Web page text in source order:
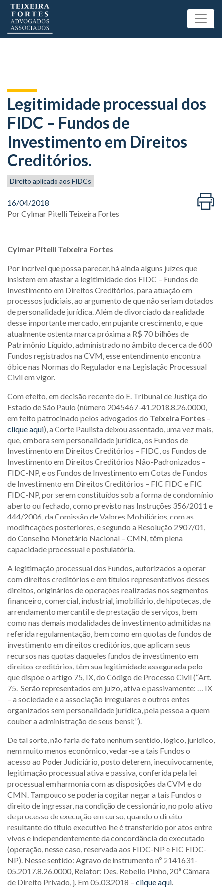
Legitimidade processual dos
FIDC – Fundos de
Investimento em Direitos
Creditórios.
Direito aplicado aos FIDCs
16/04/2018
PorCylmar Pitelli Teixeira Fortes
Cylmar Pitelli Teixeira Fortes
Por incrível que possa parecer, há ainda alguns juízes que
insistem em afastar a legitimidade dos FIDC – Fundos de
Investimento em Direitos Creditórios, para atuação em
processos judiciais, ao argumento de que não seriam dotados
de personalidade jurídica. Além de divorciado da realidade
desse importante mercado, em pujante crescimento, e que
atualmente ostenta marca próxima a R$ 70 bilhões de
Patrimônio Líquido, administrado no âmbito de cerca de 600
Fundos registrados na CVM, esse entendimento encontra
óbice nas Normas do Regulador e na Legislação Processual
Civil em vigor.
Com efeito, em decisão recente do E. Tribunal de Justiça do
Estado de São Paulo (número 2045467-41.2018.8.26.0000,
em feito patrocinado pelos advogados do Teixeira Fortes –
clique aqui), a Corte Paulista deixou assentado, uma vez mais,
que, embora sem personalidade jurídica, os Fundos de
Investimento em Direitos Creditórios – FIDC, os Fundos de
Investimento em Direitos Creditórios Não-Padronizados –
FIDC-NP, e os Fundos de Investimento em Cotas de Fundos
de Investimento em Direitos Creditórios – FIC FIDC e FIC
FIDC-NP, por serem constituídos sob a forma de condomínio
aberto ou fechado, como previsto nas Instruções 356/2011 e
444/2006, da Comissão de Valores Mobiliários, com as
modificações posteriores, e segundo a Resolução 2907/01,
do Conselho Monetário Nacional – CMN, têm plena
capacidade processual e postulatória.
A legitimação processual dos Fundos, autorizados a operar
com direitos creditórios e em títulos representativos desses
direitos, originários de operações realizadas nos segmentos
financeiro, comercial, industrial, imobiliário, de hipotecas, de
arrendamento mercantil e de prestação de serviços, bem
como nas demais modalidades de investimento admitidas na
referida regulamentação, bem como em quotas de fundos de
investimento em direitos creditórios, que aplicam seus
recursos nas quotas daqueles fundos de investimento em
direitos creditórios, têm sua legitimidade assegurada pelo
que dispõe o artigo 75, IX, do Código de Processo Civil (“Art.
75. Serão representados em juízo, ativa e passivamente: … IX
– a sociedade e a associação irregulares e outros entes
organizados sem personalidade jurídica, pela pessoa a quem
couber a administração de seus bensl;”).
De tal sorte, não faria de fato nenhum sentido, lógico, jurídico,
nem muito menos econômico, vedar-se a tais Fundos o
acesso ao Poder Judiciário, posto deterem, inequivocamente,
legitimação processual ativa e passiva, conferida pela lei
processual em harmonia com as disposições da CVM e do
CMN. Tampouco se poderia cogitar negar a tais Fundos o
direito de ingressar, na condição de cessionário, no polo ativo
de processo de execução em curso, quando o direito
resultante do título executivo lhe é transferido por atos entre
vivos e independentemente da concordância do executado
(operação, nesse caso, reservada aos FIDC-NP e FIC FIDC-
NP). Nesse sentido: Agravo de instrumento nº 2141631-
05.2017.8.26.0000, Relator: Des. Rebello Pinho, 20ª Câmara
de Direito Privado, j. Em 05.03.2018 – clique aqui.